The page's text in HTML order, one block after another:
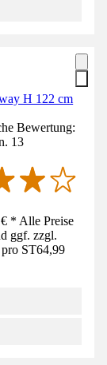
H 122 cm
Bewertung:
13
* Alle Preise
ggf. zzgl.
pro ST64,99